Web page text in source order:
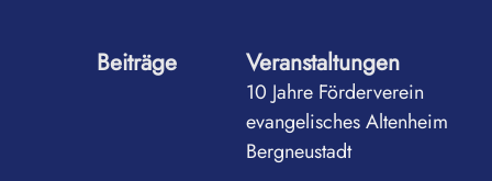
Beiträge Veranstaltungen
10 Jahre Förderverein
evangelisches Altenheim
Bergneustadt